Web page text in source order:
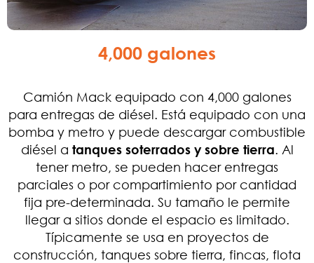
4,000 galones
Camión Mack equipado con 4,000 galones
para entregas de diésel. Está equipado con una
bomba y metro y puede descargar combustible
diésel a tanques soterrados y sobre tierra. Al
tener metro, se pueden hacer entregas
parciales o por compartimiento por cantidad
fija pre-determinada. Su tamaño le permite
llegar a sitios donde el espacio es limitado.
Típicamente se usa en proyectos de
construcción, tanques sobre tierra, fincas, flota